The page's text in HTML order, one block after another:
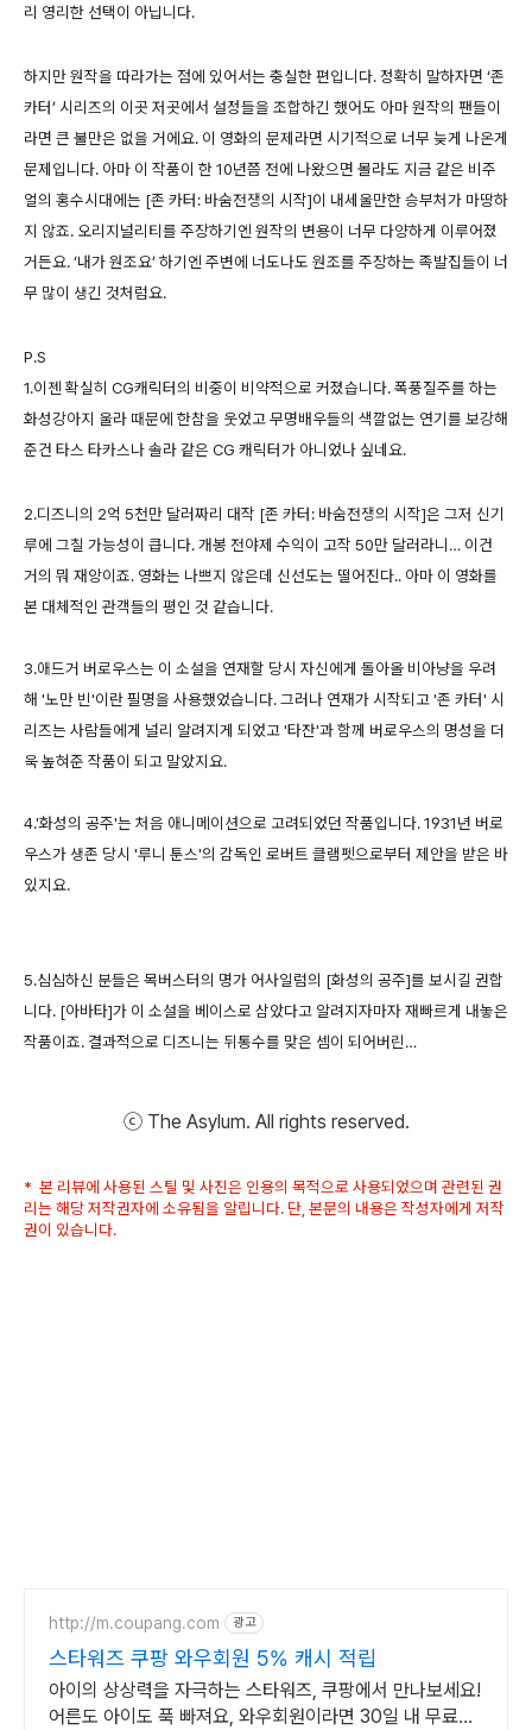
리 영리한 선택이 아닙니다.
하지만 원작을 따라가는 점에 있어서는 충실한 편입니다. 정확히 말하자면 ‘존
카터’ 시리즈의 이곳 저곳에서 설정들을 조합하긴 했어도 아마 원작의 팬들이
라면 큰 불만은 없을 거에요. 이 영화의 문제라면 시기적으로 너무 늦게 나온게
문제입니다. 아마 이 작품이 한 10년쯤 전에 나왔으면 몰라도 지금 같은 비주
얼의 홍수시대에는 [존 카터: 바숨전쟁의 시작]이 내세울만한 승부처가 마땅하
지 않죠. 오리지널리티를 주장하기엔 원작의 변용이 너무 다양하게 이루어졌
거든요. ‘내가 원조요’ 하기엔 주변에 너도나도 원조를 주장하는 족발집들이 너
무 많이 생긴 것처럼요.
P.S
1.이젠 확실히 CG캐릭터의 비중이 비약적으로 커졌습니다. 폭풍질주를 하는
화성강아지 울라 때문에 한참을 웃었고 무명배우들의 색깔없는 연기를 보강해
준건 타스 타카스나 솔라 같은 CG 캐릭터가 아니었나 싶네요.
2.디즈니의 2억 5천만 달러짜리 대작 [존 카터: 바숨전쟁의 시작]은 그저 신기
루에 그칠 가능성이 큽니다. 개봉 전야제 수익이 고작 50만 달러라니… 이건
거의 뭐 재앙이죠. 영화는 나쁘지 않은데 신선도는 떨어진다.. 아마 이 영화를
본 대체적인 관객들의 평인 것 같습니다.
3.애드거 버로우스는 이 소설을 연재할 당시 자신에게 돌아올 비아냥을 우려
해 '노만 빈'이란 필명을 사용했었습니다. 그러나 연재가 시작되고 '존 카터' 시
리즈는 사람들에게 널리 알려지게 되었고 '타잔'과 함께 버로우스의 명성을 더
욱 높혀준 작품이 되고 말았지요.
4.'화성의 공주'는 처음 애니메이션으로 고려되었던 작품입니다. 1931년 버로
우스가 생존 당시 '루니 툰스'의 감독인 로버트 클램펫으로부터 제안을 받은 바
있지요.
5.심심하신 분들은 목버스터의 명가 어사일럼의 [화성의 공주]를 보시길 권합
니다. [아바타]가 이 소설을 베이스로 삼았다고 알려지자마자 재빠르게 내놓은
작품이죠. 결과적으로 디즈니는 뒤통수를 맞은 셈이 되어버린…
ⓒ The Asylum. All rights reserved.
* 본 리뷰에 사용된 스틸 및 사진은 인용의 목적으로 사용되었으며 관련된 권
리는 해당 저작권자에 소유됨을 알립니다. 단, 본문의 내용은 작성자에게 저작
권이 있습니다.
http://m.coupang.com 광고
스타워즈 쿠팡 와우회원 5% 캐시 적립
아이의 상상력을 자극하는 스타워즈, 쿠팡에서 만나보세요!
어른도 아이도 푹 빠져요, 와우회원이라면 30일 내 무료반